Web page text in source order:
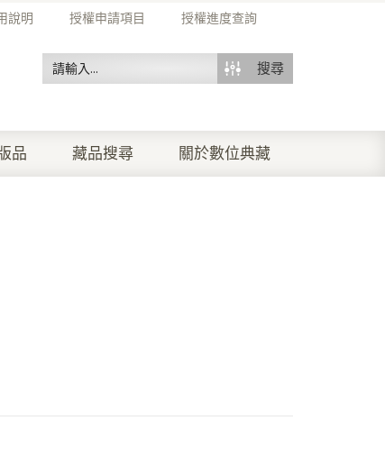
說明 授權申請項目 授權進度查詢
搜尋
品 藏品搜尋 關於數位典藏